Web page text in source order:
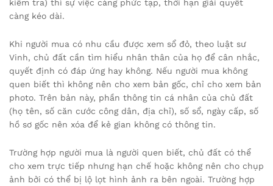
kiểm tra) thì sự việc càng phức tạp, thời hạn giải quyết
càng kéo dài.
Khi người mua có nhu cầu được xem sổ đỏ, theo luật sư
Vinh, chủ đất cần tìm hiểu nhân thân của họ để cân nhắc,
quyết định có đáp ứng hay không. Nếu người mua không
quen biết thì không nên cho xem bản gốc, chỉ cho xem bản
photo. Trên bản này, phần thông tin cá nhân của chủ đất
(họ tên, số căn cước công dân, địa chỉ), số sổ, ngày cấp, số
hồ sơ gốc nên xóa để kẻ gian không có thông tin.
Trường hợp người mua là người quen biết, chủ đất có thể
cho xem trực tiếp nhưng hạn chế hoặc không nên cho chụp
ảnh bởi có thể bị lộ lọt hình ảnh ra bên ngoài. Trường hợp